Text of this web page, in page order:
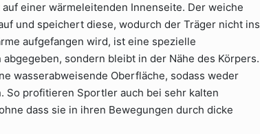
einer wärmeleitenden Innenseite. Der weiche
und speichert diese, wodurch der Träger nicht ins
aufgefangen wird, ist eine spezielle
sondern bleibt in der Nähe des Körpers.
wasserabweisende Oberfläche, sodass weder
So profitieren Sportler auch bei sehr kalten
dass sie in ihren Bewegungen durch dicke